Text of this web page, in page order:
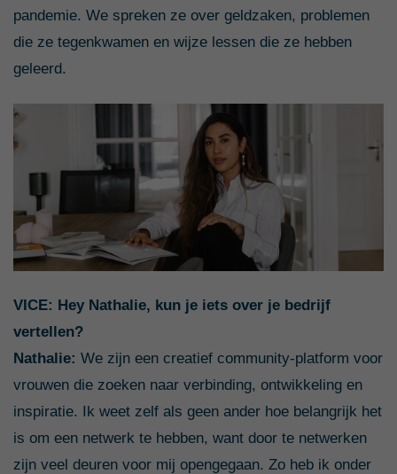
pandemie. We spreken ze over geldzaken, problemen
die ze tegenkwamen en wijze lessen die ze hebben
geleerd.
VICE: Hey Nathalie, kun je iets over je bedrijf
vertellen?
Nathalie: We zijn een creatief community-platform voor
vrouwen die zoeken naar verbinding, ontwikkeling en
inspiratie. Ik weet zelf als geen ander hoe belangrijk het
is om een netwerk te hebben, want door te netwerken
zijn veel deuren voor mij opengegaan. Zo heb ik onder